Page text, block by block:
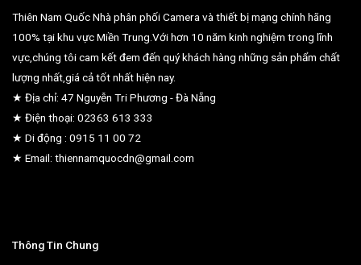
Thiên Nam Quốc Nhà phân phối Camera và thiết bị mạng chính hãng
100% tại khu vực Miền Trung.Với hơn 10 năm kinh nghiệm trong lĩnh
vực,chúng tôi cam kết đem đến quý khách hàng những sản phẩm chất
lượng nhất,giá cả tốt nhất hiện nay.
★ Địa chỉ: 47 Nguyễn Tri Phương - Đà Nẵng
★ Điện thoại: 02363 613 333
★ Di động : 0915 11 00 72
★ Email: thiennamquocdn@gmail.com
Thông Tin Chung